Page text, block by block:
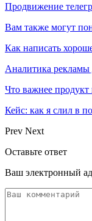
Продвижение
Вам также могут
Как написать
Аналитика рекламы
Что важнее продукт
Кейс: как я слил в
Prev Next
Оставьте ответ
Ваш электронный